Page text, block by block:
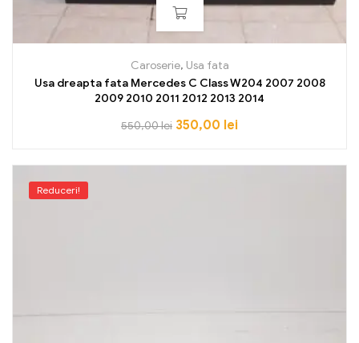
Caroserie, Usa fata
Usa dreapta fata Mercedes C Class W204 2007 2008
2009 2010 2011 2012 2013 2014
550,00lei 350,00 lei
Reduceri!